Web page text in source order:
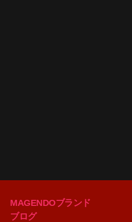
MAGENDOブランド
ブログ